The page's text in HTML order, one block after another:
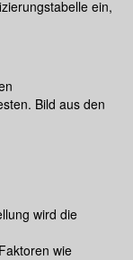
ein,
Bild aus den
wird die
wie